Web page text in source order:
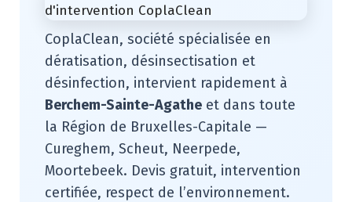
CoplaClean, société spécialisée en
dératisation, désinsectisation et
désinfection, intervient rapidement à
Berchem-Sainte-Agathe et dans toute
la Région de Bruxelles-Capitale —
Cureghem, Scheut, Neerpede,
Moortebeek. Devis gratuit, intervention
certifiée, respect de l’environnement.